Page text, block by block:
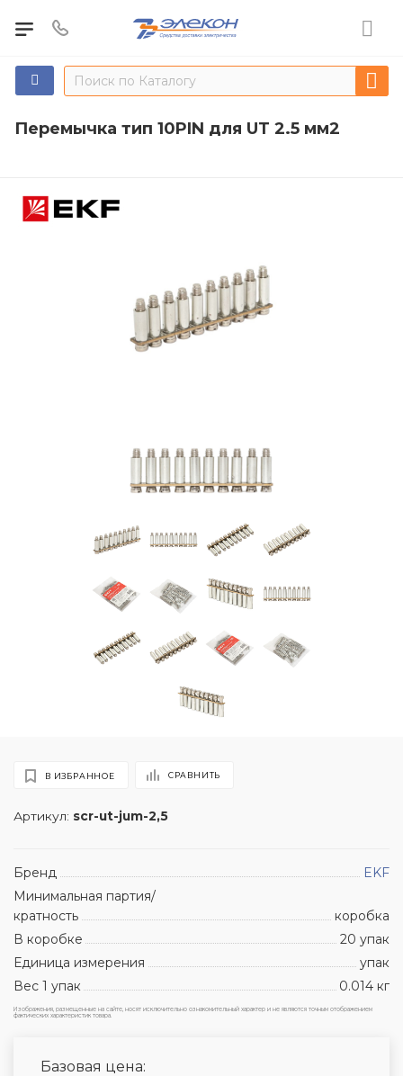
Перемычка тип 10PIN для UT 2.5 мм2
Артикул: scr-ut-jum-2,5
В ИЗБРАННОЕ СРАВНИТЬ
Бренд
EKF
Минимальная партия/
кратность
коробка
В коробке
20 упак
Единица измерения
упак
Вес 1 упак
0.014 кг
Изображения, размещенные на сайте, носят исключительно ознакомительный характер и не являются точным отображением
фактических характеристик товара.
Базовая цена: